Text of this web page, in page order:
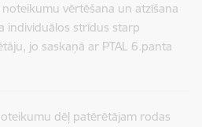
vērtēšana un atzīšana
individuālos strīdus starp
jo saskaņā ar PTAL 6.panta
dēļ patērētājam rodas